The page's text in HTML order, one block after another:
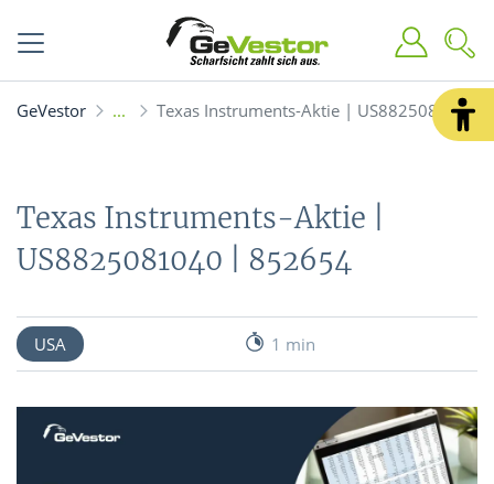
GeVestor Texas Instruments-Aktie | US8825081040
Texas Instruments-Aktie |
US8825081040 | 852654
USA 1 min